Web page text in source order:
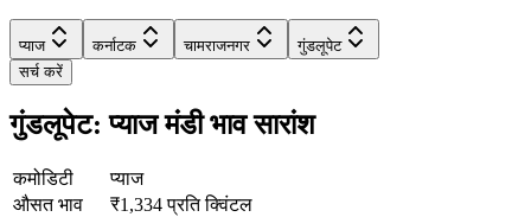
प्याज कर्नाटक चामराजनगर
गुंडलूपेट
सर्च करें
गुंडलूपेट: प्याज मंडी भाव सारांश
कमोडिटी
प्याज
औसत भाव
₹1,334 प्रति क्विंटल